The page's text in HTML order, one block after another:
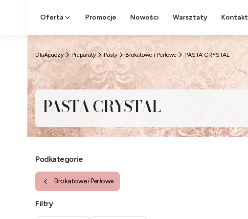
Oferta Promocje Nowości Warsztaty Kontakt
DlaApaczy Preparaty Pasty Brokatowe i Perłowe PASTA CRYSTAL
PASTA CRYSTAL
Podkategorie
Brokatowe i Perłowe
Filtry